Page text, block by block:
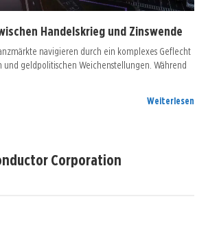
Handelskrieg und Zinswende
navigieren durch ein komplexes Geflecht
und geldpolitischen Weichenstellungen. Während
Weiterlesen
Corporation